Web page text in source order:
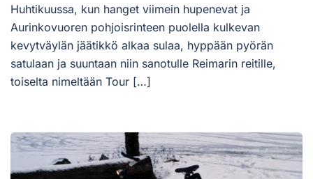
Huhtikuussa, kun hanget viimein hupenevat ja
Aurinkovuoren pohjoisrinteen puolella kulkevan
kevytväylän jäätikkö alkaa sulaa, hyppään pyörän
satulaan ja suuntaan niin sanotulle Reimarin reitille,
toiselta nimeltään Tour […]